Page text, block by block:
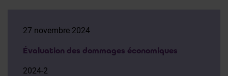
27 novembre 2024
Évaluation des dommages économiques
2024-2